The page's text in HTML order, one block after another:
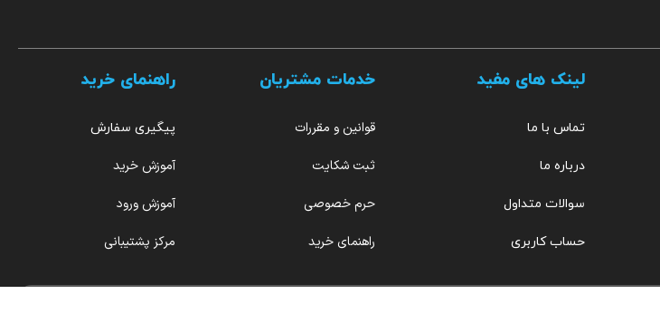
لینک های مفید
تماس با ما
درباره ما
سوالات متداول
حساب کاربری
خدمات مشتریان
قوانین و مقررات
ثبت شکایت
حرم خصوصی
راهنمای خرید
راهنمای خرید
پیگیری سفارش
آموزش خرید
آموزش ورود
مرکز پشتیبانی